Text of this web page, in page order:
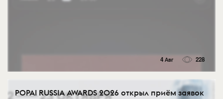
4 Авг 228
POPAI RUSSIA AWARDS 2026 открыл приём заявок